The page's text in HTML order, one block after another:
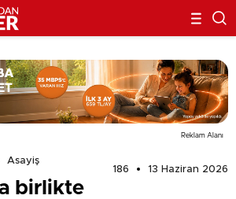
Reklam Alanı
Asayiş
186
13 Haziran 2026
birlikte